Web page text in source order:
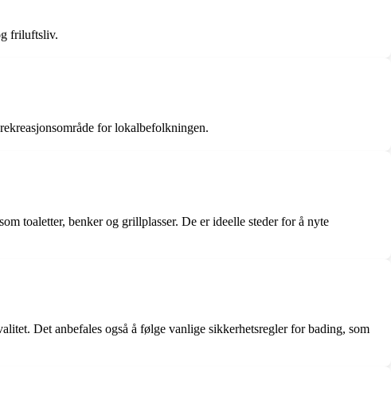
friluftsliv.
for lokalbefolkningen.
toaletter, benker og grillplasser. De er ideelle steder for å nyte
Det anbefales også å følge vanlige sikkerhetsregler for bading, som